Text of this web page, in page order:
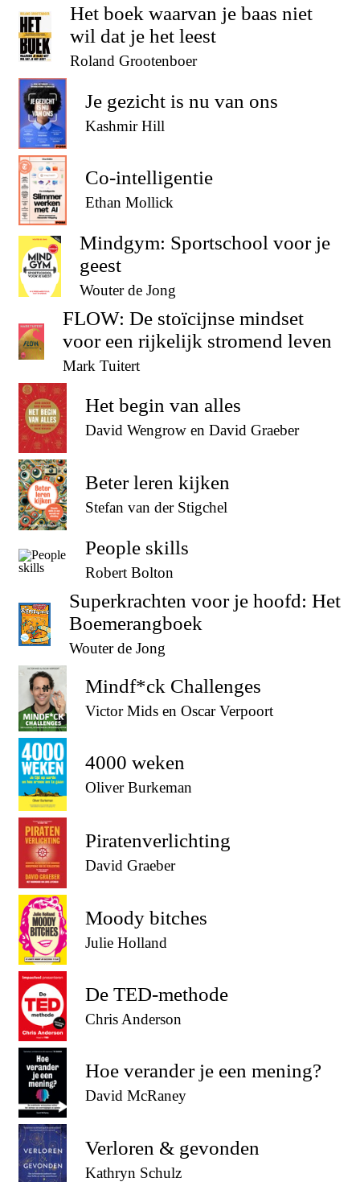
Het boek waarvan je baas niet
wil dat je het leest
Roland Grootenboer
Je gezicht is nu van ons
Kashmir Hill
Co-intelligentie
Ethan Mollick
Mindgym: Sportschool voor je
geest
Wouter de Jong
FLOW: De stoïcijnse mindset
voor een rijkelijk stromend leven
Mark Tuitert
Het begin van alles
David Wengrow en David Graeber
Beter leren kijken
Stefan van der Stigchel
People skills
Robert Bolton
Superkrachten voor je hoofd: Het
Boemerangboek
Wouter de Jong
Mindf*ck Challenges
Victor Mids en Oscar Verpoort
4000 weken
Oliver Burkeman
Piratenverlichting
David Graeber
Moody bitches
Julie Holland
De TED-methode
Chris Anderson
Hoe verander je een mening?
David McRaney
Verloren & gevonden
Kathryn Schulz